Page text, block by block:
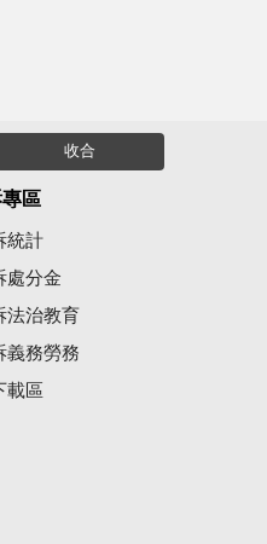
收合
區
統計
處分金
法治教育
義務勞務
載區